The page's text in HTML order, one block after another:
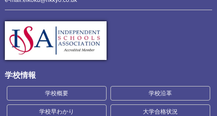
学校情報
学校概要 学校沿革
学校早わかり 大学合格状況